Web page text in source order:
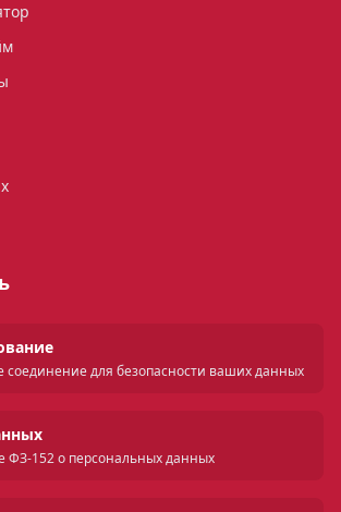
для безопасности ваших данных
ФЗ-152 о персональных данных